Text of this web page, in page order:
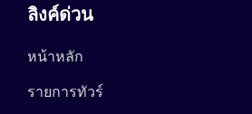
ลิงค์ด่วน
หน้าหลัก
รายการทัวร์